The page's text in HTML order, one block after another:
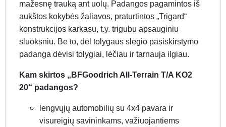
mažesnę trauką ant uolų. Padangos pagamintos iš
aukštos kokybės žaliavos, praturtintos „Trigard“
konstrukcijos karkasu, t.y. trigubu apsauginiu
sluoksniu. Be to, dėl tolygaus slėgio pasiskirstymo
padanga dėvisi tolygiai, lėčiau ir tarnauja ilgiau.
Kam skirtos „BFGoodrich All-Terrain T/A KO2
20“ padangos?
lengvųjų automobilių su 4x4 pavara ir
visureigių savininkams, važiuojantiems